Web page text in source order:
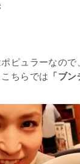
ピュラーなので
ちらでは 「ブ